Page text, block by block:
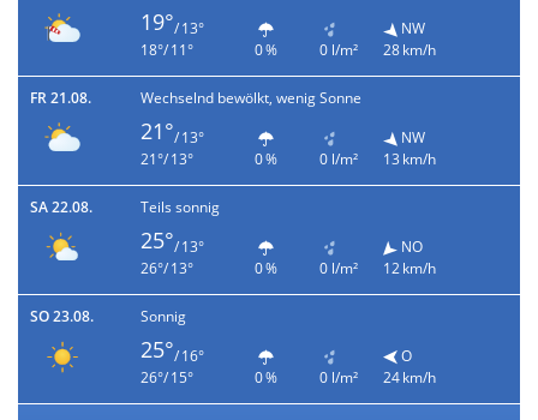
19°/ 13°
18°/ 11°
0 % 0 l/m²
NW
28 km/h
FR 21.08. Wechselnd bewölkt, wenig Sonne
21°/ 13°
21°/ 13°
0 % 0 l/m²
NW
13 km/h
SA 22.08. Teils sonnig
25°/ 13°
26°/ 13°
0 % 0 l/m²
NO
12 km/h
SO 23.08. Sonnig
25°/ 16°
26°/ 15°
0 % 0 l/m²
O
24 km/h